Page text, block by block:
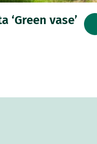
‘Green vase’